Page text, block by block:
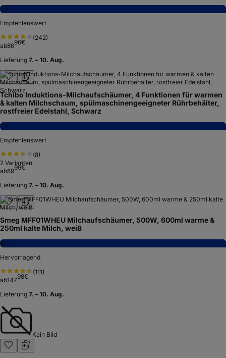
7,9
Empfehlenswert
(242)
ab8696€
Lieferung 7. – 10. Aug.
Tchibo Induktions-Milchaufschäumer, 4 Funktionen für warmen
& kalten Milchschaum, spülmaschinengeeigneter Rührbehälter,
rostfreier Edelstahl, Schwarz
7,9
Empfehlenswert
(8)
2 Varianten
ab8999€
Lieferung 7. – 10. Aug.
Smeg MFF01WHEU Milchaufschäumer, 500W, 600ml warme &
250ml kalte Milch, weiß
8,0
Hervorragend
(111)
ab14798€
Lieferung 7. – 10. Aug.
Kein Bild